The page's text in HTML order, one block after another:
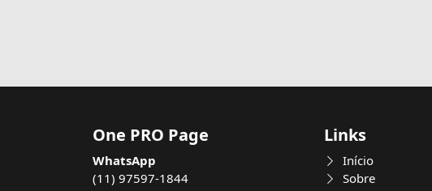
One PRO Page
WhatsApp
(11) 97597-1844
Links
Início
Sobre